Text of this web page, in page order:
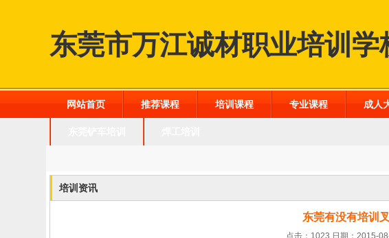
东莞市万江诚材职业培训学
网站首页 推荐课程 培训课程 专业课程 成人
培训资讯
东莞有没有培训
点击：1023 日期：2015-